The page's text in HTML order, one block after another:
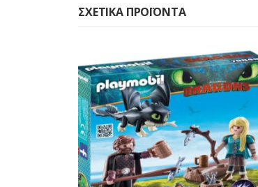
ΣΧΕΤΙΚΆ ΠΡΟΪΌΝΤΑ